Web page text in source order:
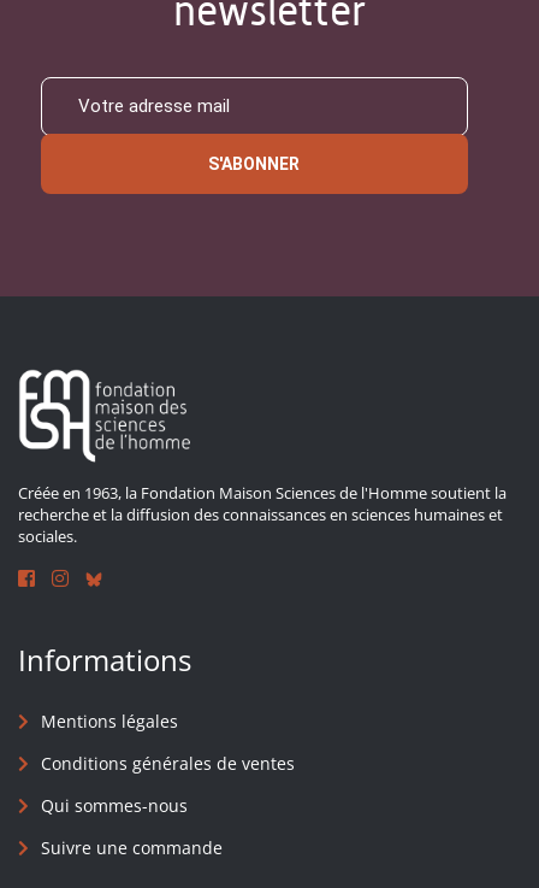
newsletter
S'ABONNER
Créée en 1963, la Fondation Maison Sciences de l'Homme soutient la
recherche et la diffusion des connaissances en sciences humaines et
sociales.
Informations
Mentions légales
Conditions générales de ventes
Qui sommes-nous
Suivre une commande